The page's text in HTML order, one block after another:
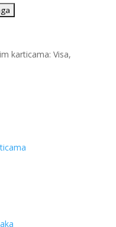
karticama: Visa,